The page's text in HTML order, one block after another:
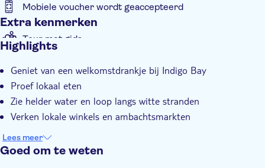
Breng wat vrije tijd door om te ontspannen, wat te winkelen bij
enkele lokale ambachtslieden of de omgeving te verkennen.
Mobiele voucher wordt geaccepteerd
Extra kenmerken
Tour met gids
E-Voucher
Instant confirmation
Highlights
Geniet van een welkomstdrankje bij Indigo Bay
Proef lokaal eten
Zie helder water en loop langs witte stranden
Verken lokale winkels en ambachtsmarkten
Lees meer
Goed om te weten